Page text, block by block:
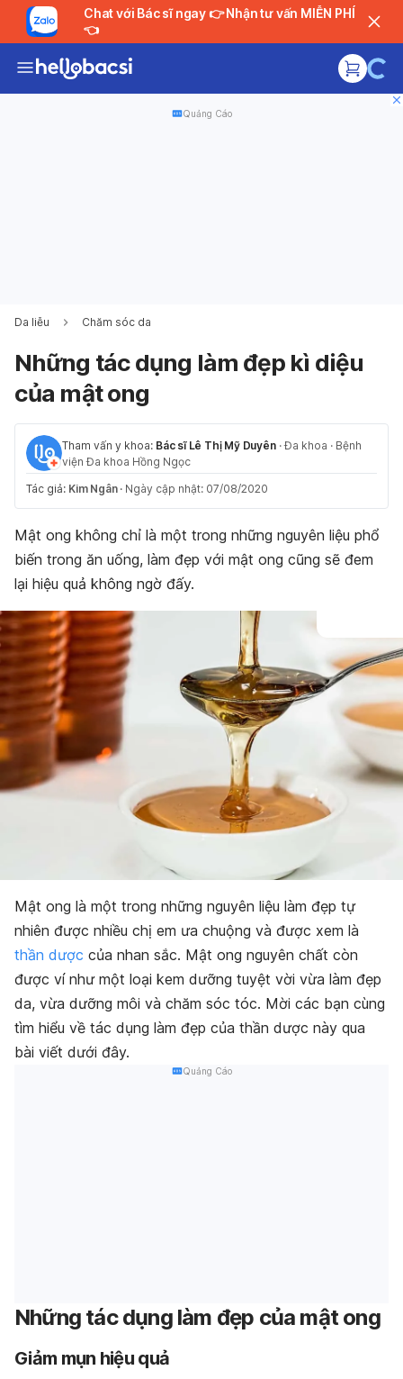
Chat với Bác sĩ ngay 👉 Nhận tư vấn MIỄN PHÍ
👈
Quảng Cáo
Da liễu Chăm sóc da
Những tác dụng làm đẹp kì diệu
của mật ong
Tham vấn y khoa: Bác sĩ Lê Thị Mỹ Duyên ·Đa khoa · Bệnh
viện Đa khoa Hồng Ngọc
Tác giả: Kim Ngân · Ngày cập nhật: 07/08/2020
Mật ong không chỉ là một trong những nguyên liệu phổ
biến trong ăn uống, làm đẹp với mật ong cũng sẽ đem
lại hiệu quả không ngờ đấy.
Mật ong là một trong những nguyên liệu làm đẹp tự
nhiên được nhiều chị em ưa chuộng và được xem là
thần dược của nhan sắc. Mật ong nguyên chất còn
được ví như một loại kem dưỡng tuyệt vời vừa làm đẹp
da, vừa dưỡng môi và chăm sóc tóc. Mời các bạn cùng
tìm hiểu về tác dụng làm đẹp của thần dược này qua
bài viết dưới đây.
Quảng Cáo
Những tác dụng làm đẹp của mật ong
Giảm mụn hiệu quả